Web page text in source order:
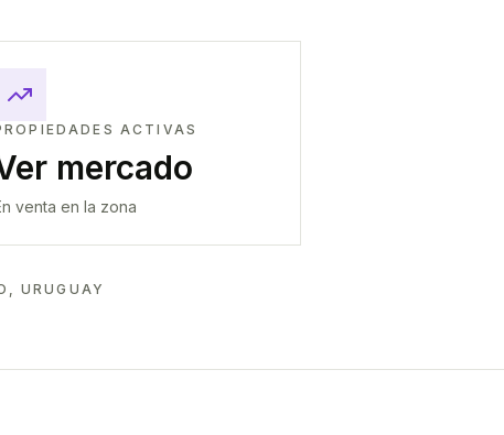
ACTIVAS
mercado
venta en la zona
URUGUAY